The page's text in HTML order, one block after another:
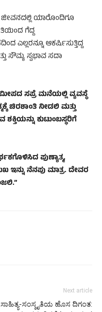
ಜೀವನದಲ್ಲಿ ಯಾರೊಂದಿಗೂ
ಗೆದ್ದ
ಎಲ್ಲರನ್ನೂ ಆಕರ್ಷಿಸುತ್ತಿದ್ದ
ಸೌಮ್ಯ ಸ್ವಭಾವ ಸದಾ
ಸಪ್ರೆ ಮನೆಯಲ್ಲಿ ವ್ಯವಸ್ಥೆ
ಚಿರಶಾಂತಿ ನೀಡಲಿ ಮತ್ತು
ಕುಟುಂಬಸ್ಥರಿಗೆ
ಪುಣ್ಯಾತ್ಮ,
ಇನ್ನು ನೆನಪು ಮಾತ್ರ. ದೇವರ
Next article
​ಸಾಹಿತ್ಯ-ಸಂಸ್ಕೃತಿಯ ಹೊಸ ದಿಗಂತ: